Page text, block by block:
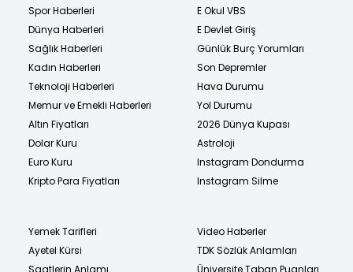
Spor Haberleri
Dünya Haberleri
Sağlık Haberleri
Kadın Haberleri
Teknoloji Haberleri
Memur ve Emekli Haberleri
Altın Fiyatları
Dolar Kuru
Euro Kuru
Kripto Para Fiyatları
E Okul VBS
E Devlet Giriş
Günlük Burç Yorumları
Son Depremler
Hava Durumu
Yol Durumu
2026 Dünya Kupası
Astroloji
Instagram Dondurma
Instagram Silme
Yemek Tarifleri
Ayetel Kürsi
Video Haberler
TDK Sözlük Anlamları